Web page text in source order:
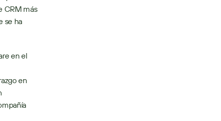
CRM más
se ha
en el
en